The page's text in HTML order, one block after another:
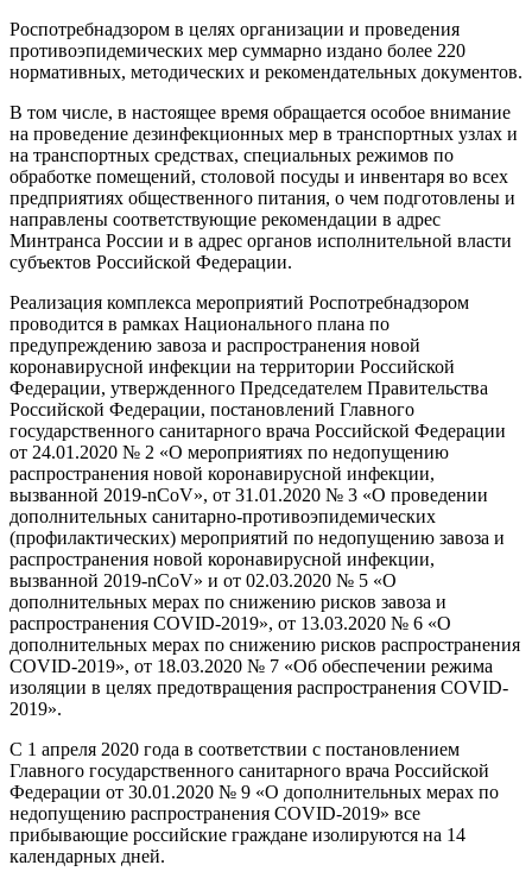
Роспотребнадзором в целях организации и проведения
противоэпидемических мер суммарно издано более 220
нормативных, методических и рекомендательных документов.
В том числе, в настоящее время обращается особое внимание
на проведение дезинфекционных мер в транспортных узлах и
на транспортных средствах, специальных режимов по
обработке помещений, столовой посуды и инвентаря во всех
предприятиях общественного питания, о чем подготовлены и
направлены соответствующие рекомендации в адрес
Минтранса России и в адрес органов исполнительной власти
субъектов Российской Федерации.
Реализация комплекса мероприятий Роспотребнадзором
проводится в рамках Национального плана по
предупреждению завоза и распространения новой
коронавирусной инфекции на территории Российской
Федерации, утвержденного Председателем Правительства
Российской Федерации, постановлений Главного
государственного санитарного врача Российской Федерации
от 24.01.2020 № 2 «О мероприятиях по недопущению
распространения новой коронавирусной инфекции,
вызванной 2019-nCoV», от 31.01.2020 № 3 «О проведении
дополнительных санитарно-противоэпидемических
(профилактических) мероприятий по недопущению завоза и
распространения новой коронавирусной инфекции,
вызванной 2019-nCoV» и от 02.03.2020 № 5 «О
дополнительных мерах по снижению рисков завоза и
распространения COVID-2019», от 13.03.2020 № 6 «О
дополнительных мерах по снижению рисков распространения
COVID-2019», от 18.03.2020 № 7 «Об обеспечении режима
изоляции в целях предотвращения распространения COVID-
2019».
С 1 апреля 2020 года в соответствии с постановлением
Главного государственного санитарного врача Российской
Федерации от 30.01.2020 № 9 «О дополнительных мерах по
недопущению распространения COVID-2019» все
прибывающие российские граждане изолируются на 14
календарных дней.